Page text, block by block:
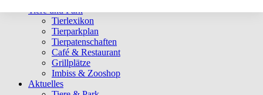
Tiere und Park
Tierlexikon
Tierparkplan
Tierpatenschaften
Café & Restaurant
Grillplätze
Imbiss & Zooshop
Aktuelles